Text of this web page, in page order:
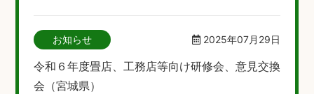
お知らせ 2025年07月29日
令和６年度畳店、工務店等向け研修会、意見交換
会（宮城県）